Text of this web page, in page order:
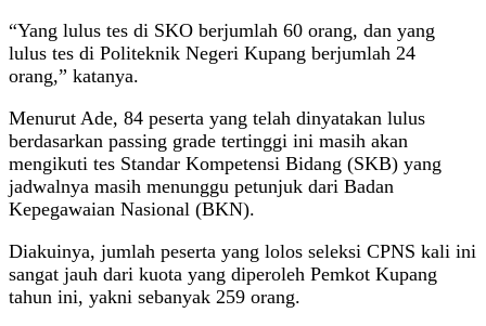
“Yang lulus tes di SKO berjumlah 60 orang, dan yang
lulus tes di Politeknik Negeri Kupang berjumlah 24
orang,” katanya.
Menurut Ade, 84 peserta yang telah dinyatakan lulus
berdasarkan passing grade tertinggi ini masih akan
mengikuti tes Standar Kompetensi Bidang (SKB) yang
jadwalnya masih menunggu petunjuk dari Badan
Kepegawaian Nasional (BKN).
Diakuinya, jumlah peserta yang lolos seleksi CPNS kali ini
sangat jauh dari kuota yang diperoleh Pemkot Kupang
tahun ini, yakni sebanyak 259 orang.